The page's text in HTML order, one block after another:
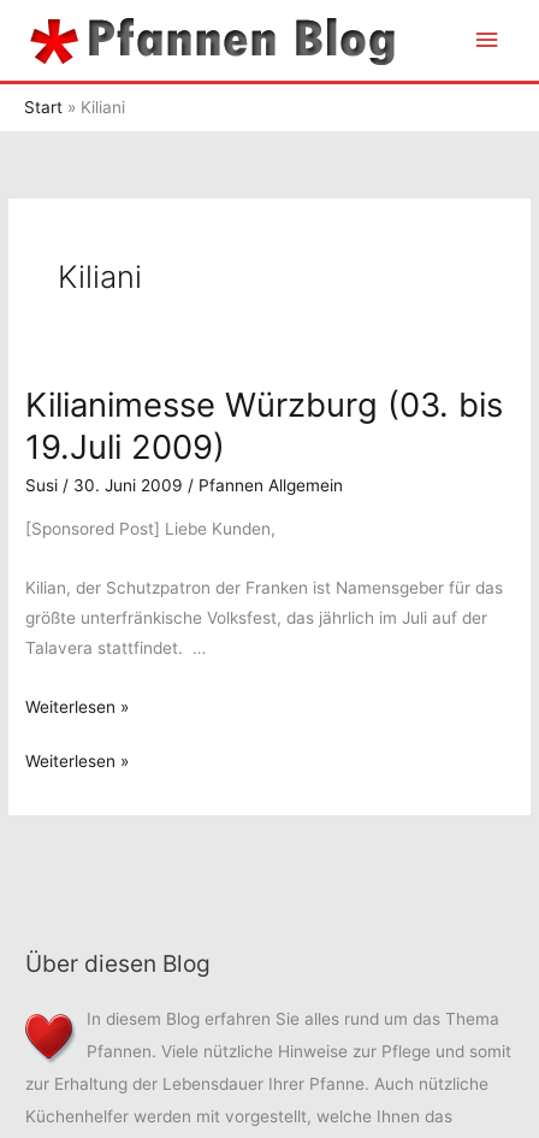
Inhalt
Start Kiliani
Kiliani
Kilianimesse Würzburg (03. bis
19.Juli 2009)
Susi / 30. Juni 2009 / Pfannen Allgemein
[Sponsored Post] Liebe Kunden,
Kilian, der Schutzpatron der Franken ist Namensgeber für das
größte unterfränkische Volksfest, das jährlich im Juli auf der
Talavera stattfindet. …
Kilianimesse
(03.
Weiterlesen »
Kilianimesse
Weiterlesen »
Über diesen Blog
In diesem Blog erfahren Sie alles rund um das Thema
Pfannen. Viele nützliche Hinweise zur Pflege und somit
zur Erhaltung der Lebensdauer Ihrer Pfanne. Auch nützliche
Küchenhelfer werden mit vorgestellt, welche Ihnen das